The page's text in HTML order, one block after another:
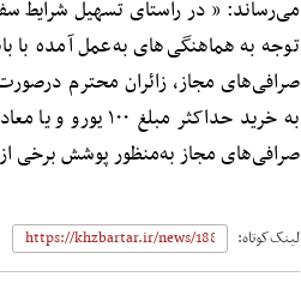
می‌رساند: « در راستای تسهیل شرایط
توجه به هماهنگی‌های به‌عمل آمده با
صرافی‌های مجاز، زائران محترم
به خرید حداکثر
صرافی‌های مجاز به‌منظور پوشش برخی
لینک‌کوتاه: